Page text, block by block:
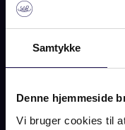
Samtykke
Denne hjemmeside
Vi bruger cookies til